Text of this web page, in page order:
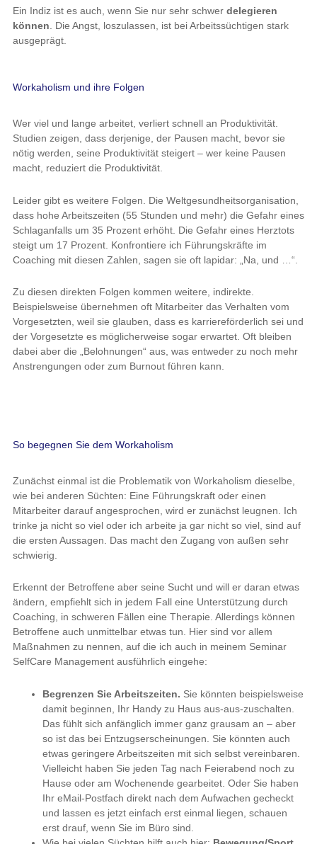
Ein Indiz ist es auch, wenn Sie nur sehr schwer delegieren
können. Die Angst, loszulassen, ist bei Arbeitssüchtigen stark
ausgeprägt.
Workaholism und ihre Folgen
Wer viel und lange arbeitet, verliert schnell an Produktivität.
Studien zeigen, dass derjenige, der Pausen macht, bevor sie
nötig werden, seine Produktivität steigert – wer keine Pausen
macht, reduziert die Produktivität.
Leider gibt es weitere Folgen. Die Weltgesundheitsorganisation,
dass hohe Arbeitszeiten (55 Stunden und mehr) die Gefahr eines
Schlaganfalls um 35 Prozent erhöht. Die Gefahr eines Herztots
steigt um 17 Prozent. Konfrontiere ich Führungskräfte im
Coaching mit diesen Zahlen, sagen sie oft lapidar: „Na, und …“.
Zu diesen direkten Folgen kommen weitere, indirekte.
Beispielsweise übernehmen oft Mitarbeiter das Verhalten vom
Vorgesetzten, weil sie glauben, dass es karriereförderlich sei und
der Vorgesetzte es möglicherweise sogar erwartet. Oft bleiben
dabei aber die „Belohnungen“ aus, was entweder zu noch mehr
Anstrengungen oder zum Burnout führen kann.
So begegnen Sie dem Workaholism
Zunächst einmal ist die Problematik von Workaholism dieselbe,
wie bei anderen Süchten: Eine Führungskraft oder einen
Mitarbeiter darauf angesprochen, wird er zunächst leugnen. Ich
trinke ja nicht so viel oder ich arbeite ja gar nicht so viel, sind auf
die ersten Aussagen. Das macht den Zugang von außen sehr
schwierig.
Erkennt der Betroffene aber seine Sucht und will er daran etwas
ändern, empfiehlt sich in jedem Fall eine Unterstützung durch
Coaching, in schweren Fällen eine Therapie. Allerdings können
Betroffene auch unmittelbar etwas tun. Hier sind vor allem
Maßnahmen zu nennen, auf die ich auch in meinem Seminar
SelfCare Management ausführlich eingehe:
Begrenzen Sie Arbeitszeiten. Sie könnten beispielsweise
damit beginnen, Ihr Handy zu Haus aus-aus-zuschalten.
Das fühlt sich anfänglich immer ganz grausam an – aber
so ist das bei Entzugserscheinungen. Sie könnten auch
etwas geringere Arbeitszeiten mit sich selbst vereinbaren.
Vielleicht haben Sie jeden Tag nach Feierabend noch zu
Hause oder am Wochenende gearbeitet. Oder Sie haben
Ihr eMail-Postfach direkt nach dem Aufwachen gecheckt
und lassen es jetzt einfach erst einmal liegen, schauen
erst drauf, wenn Sie im Büro sind.